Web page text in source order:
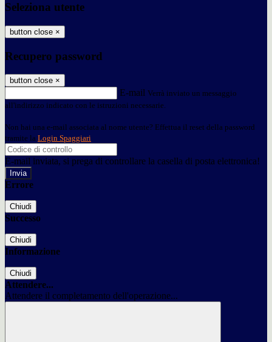
Seleziona utente
button close ×
Recupero password
button close ×
E-mail Verrà inviato un messaggio
all'indirizzo indicato con le istruzioni necessarie.
Non hai una e-mail associata al nome utente? Effettua il reset della password
tramite la Login Spaggiari
E-mail inviata, si prega di controllare la casella di posta elettronica!
Errore
Chiudi
Successo
Chiudi
Informazione
Chiudi
Attendere...
Attendere il completamento dell'operazione...